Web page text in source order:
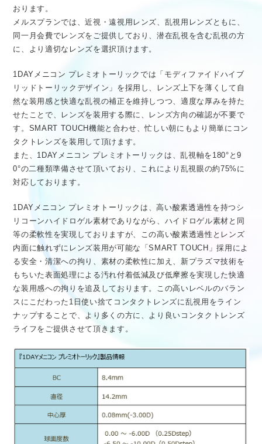
おります。
メルスプランでは、近視・遠視用レンズ、乱視用レンズともに、
同一月会費でレンズをご提供しており、潜在乱視を含む乱視の方
に、より適切なレンズを選択頂けます。
1DAYメニコン プレミオトーリックでは「モディファイドハイブ
リッドトーリックデザイン」を採用し、レンズ上下を薄くして自
然な装用感と快適な乱視の補正を維持しつつ、適度な厚みを持た
せたことで、レンズを装用する際に、レンズ方向の確認が不要で
す。SMART TOUCH機能と合わせ、忙しい朝にもより簡単にコン
タクトレンズを装用して頂けます。
また、1DAYメニコン プレミオトーリックは、乱視軸を180°と9
0°の二種類準備させて頂いており、これにより乱視眼の約75%に
対応しております。
1DAYメニコン プレミオトーリックは、高い酸素透過性を持つシ
リコーンハイドロゲル素材でありながら、ハイドロゲル素材と同
等の柔軟性を実現しておりますが、この高い酸素透過性とレンズ
内面に触れずにレンズ装用が可能な「SMART TOUCH」採用によ
る安全・清潔への拘り、素材の柔軟性に加え、新プラズマ技術を
もちいた表面処理による汚れ付着低減及び低摩擦を実現した快適
な装用感への拘りを追及しております。この高いレベルのバラン
スにこだわった1日使い捨てコンタクトレンズに乱視用をライン
ナップすることで、より多くの方に、より良いコンタクトレンズ
ライフをご提供させて頂きます。